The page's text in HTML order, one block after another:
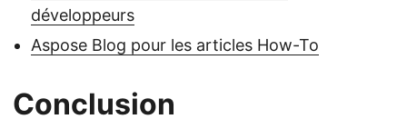
développeurs
Aspose Blog pour les articles How-To
Conclusion